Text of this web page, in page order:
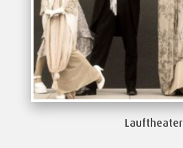
Lauftheater